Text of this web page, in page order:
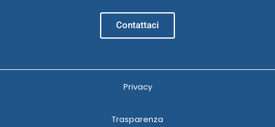
Contattaci
Privacy
Trasparenza